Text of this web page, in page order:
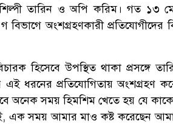
তারিন ও অপি করিম। গত ১৩
অংশগ্রহণকারী প্রতিযোগীদের
হিসেবে উপস্থিত থাকা প্রসঙ্গে
এই ধরনের প্রতিযোগিতায় অংশগ্রহণ
অনেক সময় হিমশিম খেতে হয় যে কাকে
এক সময় আমার মাও কষ্ট করেছেন